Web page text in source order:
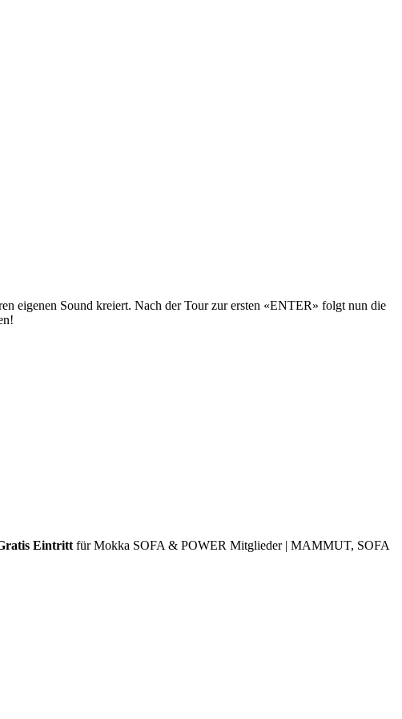
eigenen Sound kreiert. Nach der Tour zur ersten «ENTER» folgt nun die
Eintritt für Mokka SOFA & POWER Mitglieder | MAMMUT, SOFA